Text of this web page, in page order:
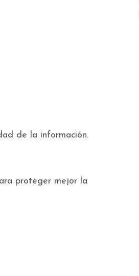
de la información.
proteger mejor la